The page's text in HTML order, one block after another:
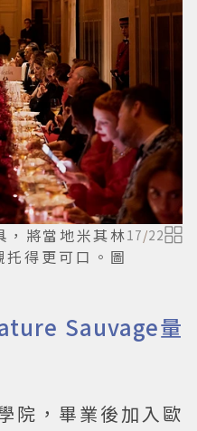
，將當地米其林
得更可口。圖
17/22
Sauvage量
院，畢業後加入歐